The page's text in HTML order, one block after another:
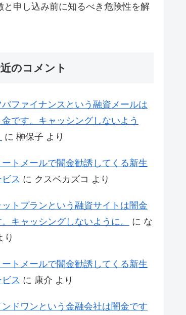
と申し込み前に知るべき危険性を解
のコメント
バファイナンスという融資メールは
金です。キャッシングしないよう
に 榊保子 より
ートメールで闇金勧誘してくる新生
ス に クスベカズコ より
ットプランという融資サイトは闇金
キャッシングしないように。
に な
り
ートメールで闇金勧誘してくる新生
ス に 康介 より
ンドワンという金融会社は闇金です